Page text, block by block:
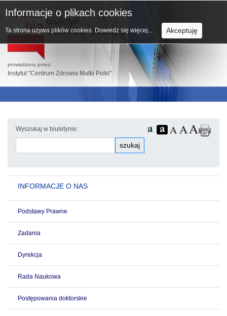
prowadzony przez:
Instytut "Centrum Zdrowia Matki Polki"
Wyszukaj w biuletynie:
szukaj
INFORMACJE O NAS
Podstawy Prawne
Zadania
Dyrekcja
Rada Naukowa
Postępowania doktorskie
Informacje o plikach cookies
Ta strona używa plików cookies. Dowiedz się więcej... Akceptuję